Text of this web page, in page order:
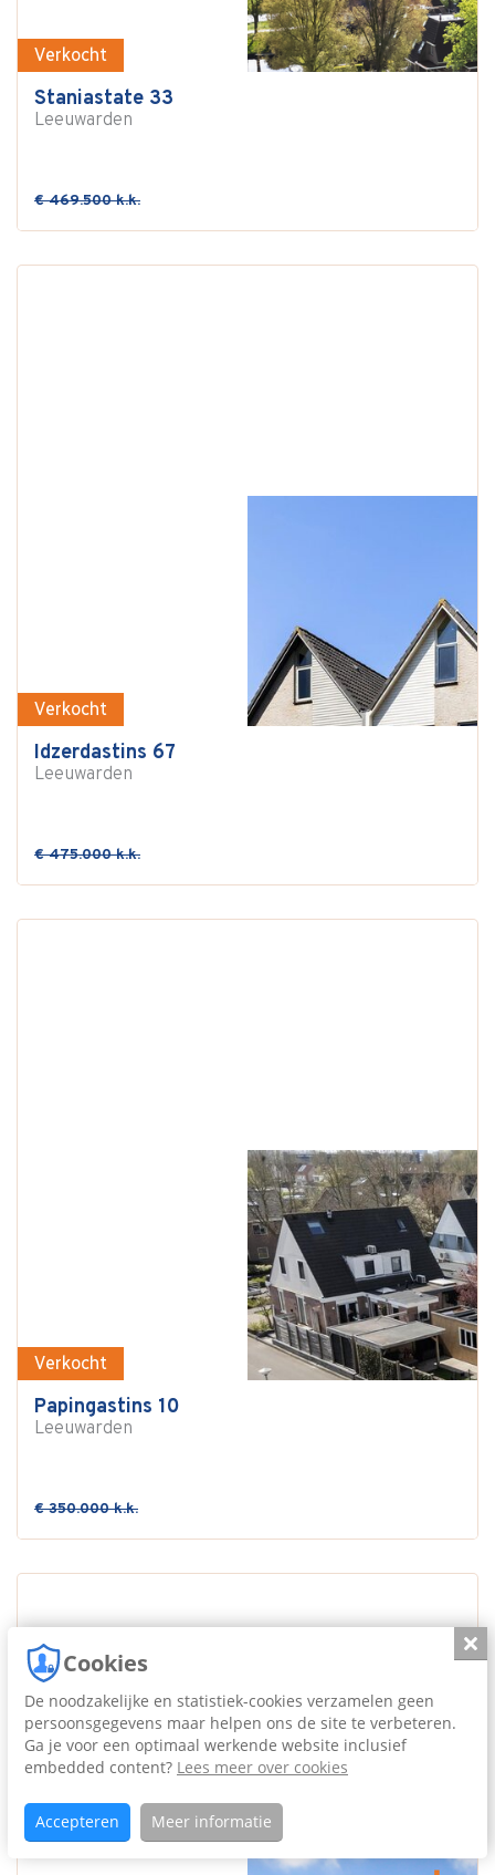
Verkocht
Staniastate 33
Leeuwarden
€ 469.500 k.k.
Verkocht
Idzerdastins 67
Leeuwarden
€ 475.000 k.k.
Verkocht
Papingastins 10
Leeuwarden
€ 350.000 k.k.
Cookies
De noodzakelijke en statistiek-cookies verzamelen geen
persoonsgegevens maar helpen ons de site te verbeteren.
Ga je voor een optimaal werkende website inclusief
embedded content? Lees meer over cookies
Accepteren Meer informatie